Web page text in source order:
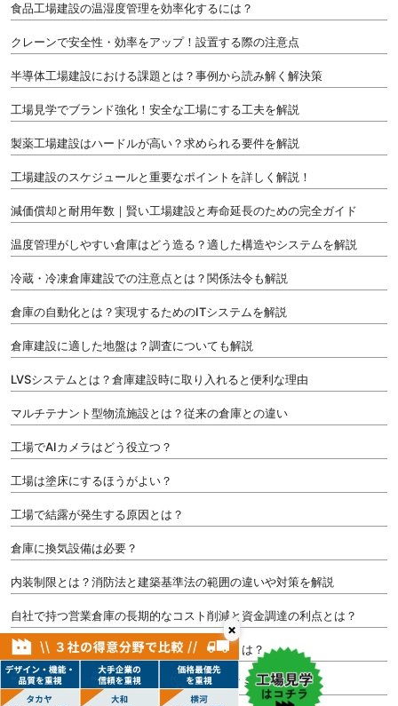
×
食品工場建設の温湿度管理を効率化するには？
クレーンで安全性・効率をアップ！設置する際の注意点
半導体工場建設における課題とは？事例から読み解く解決策
工場見学でブランド強化！安全な工場にする工夫を解説
製薬工場建設はハードルが高い？求められる要件を解説
工場建設のスケジュールと重要なポイントを詳しく解説！
減価償却と耐用年数｜賢い工場建設と寿命延長のための完全ガイド
温度管理がしやすい倉庫はどう造る？適した構造やシステムを解説
冷蔵・冷凍倉庫建設での注意点とは？関係法令も解説
倉庫の自動化とは？実現するためのITシステムを解説
倉庫建設に適した地盤は？調査についても解説
LVSシステムとは？倉庫建設時に取り入れると便利な理由
マルチテナント型物流施設とは？従来の倉庫との違い
工場でAIカメラはどう役立つ？
工場は塗床にするほうがよい？
工場で結露が発生する原因とは？
倉庫に換気設備は必要？
内装制限とは？消防法と建築基準法の範囲の違いや対策を解説
自社で持つ営業倉庫の長期的なコスト削減と資金調達の利点とは？
小規模や自営業にも最適な木造倉庫の利点とは？
工場の増築は可能？新設したほうがよいタイミングも解説